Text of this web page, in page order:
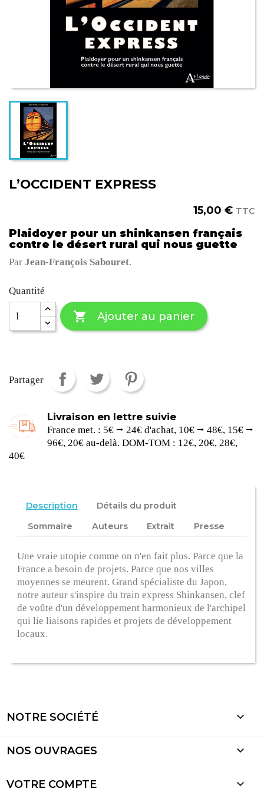
L’OCCIDENT EXPRESS
15,00 € TTC
Plaidoyer pour un shinkansen français
contre le désert rural qui nous guette
Par Jean-François Sabouret.
Quantité
 Ajouter au panier
Partager
Livraison en lettre suivie
France met. : 5€ ⭢ 24€ d'achat, 10€ ⭢ 48€, 15€ ⭢
96€, 20€ au-delà. DOM-TOM : 12€, 20€, 28€,
40€
Description
Détails du produit
Sommaire
Auteurs Extrait Presse
Une vraie utopie comme on n'en fait plus. Parce que la
France a besoin de projets. Parce que nos villes
moyennes se meurent. Grand spécialiste du Japon,
notre auteur s'inspire du train express Shinkansen, clef
de voûte d'un développement harmonieux de l'archipel
qui lie liaisons rapides et projets de développement
locaux.
NOTRE SOCIÉTÉ 
NOS OUVRAGES 
VOTRE COMPTE 